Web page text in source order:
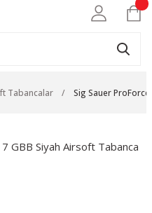
Tabancalar Sig Sauer